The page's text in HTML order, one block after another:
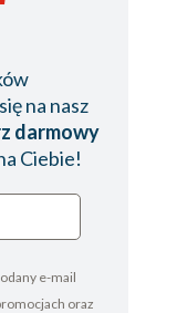
na nasz
darmowy
Ciebie!
e-mail
oraz